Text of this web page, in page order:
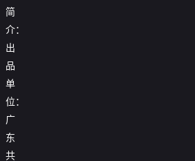
简
介：
出
品
单
位：
广
东
共
